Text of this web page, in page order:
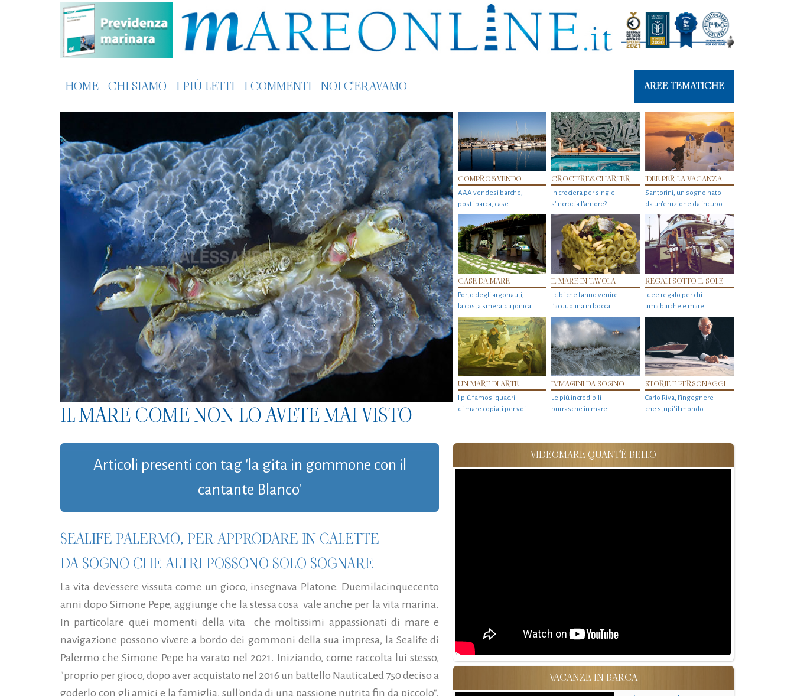
HOME CHI SIAMO I PIÙ LETTI I COMMENTI NOI C'ERAVAMO AREE TEMATICHE
IL MARE COME NON LO AVETE MAI VISTO
COMPRO&VENDO
AAA vendesi barche,
posti barca, case…
CROCIERE&CHARTER
In crociera per single
s'incrocia l’amore?
IDEE PER LA VACANZA
Santorini, un sogno nato
da un’eruzione da incubo
CASE DA MARE
Porto degli argonauti,
la costa smeralda jonica
IL MARE IN TAVOLA
I cibi che fanno venire
l’acquolina in bocca
REGALI SOTTO IL SOLE
Idee regalo per chi
ama barche e mare
UN MARE DI ARTE
I più famosi quadri
di mare copiati per voi
IMMAGINI DA SOGNO
Le più incredibili
burrasche in mare
STORIE E PERSONAGGI
Carlo Riva, l’ingegnere
che stupi' il mondo
Articoli presenti con tag 'la gita in gommone con il
cantante Blanco'
SEALIFE PALERMO, PER APPRODARE IN CALETTE
DA SOGNO CHE ALTRI POSSONO SOLO SOGNARE
La vita dev'essere vissuta come un gioco, insegnava Platone. Duemilacinquecento
anni dopo Simone Pepe, aggiunge che la stessa cosa vale anche per la vita marina.
In particolare quei momenti della vita che moltissimi appassionati di mare e
navigazione possono vivere a bordo dei gommoni della sua impresa, la Sealife di
Palermo che Simone Pepe ha varato nel 2021. Iniziando, come raccolta lui stesso,
"proprio per gioco, dopo aver acquistato nel 2016 un battello NauticaLed 750 deciso a
goderlo con gli amici e la famiglia, sull'onda di una passione nutrita fin da piccolo".
VIDEOMARE QUANT'È BELLO
VACANZE IN BARCA